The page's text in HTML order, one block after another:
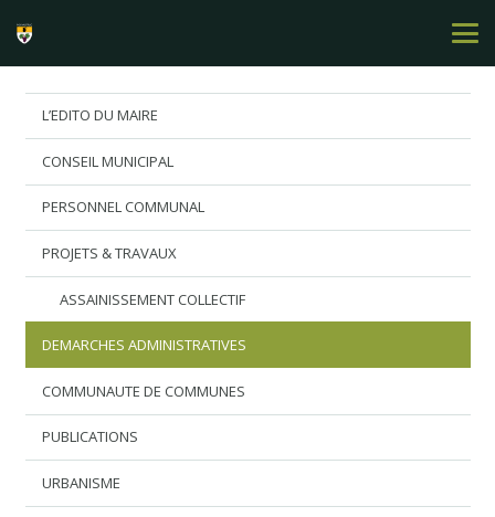
L’EDITO DU MAIRE
CONSEIL MUNICIPAL
PERSONNEL COMMUNAL
PROJETS & TRAVAUX
ASSAINISSEMENT COLLECTIF
DEMARCHES ADMINISTRATIVES
COMMUNAUTE DE COMMUNES
PUBLICATIONS
URBANISME